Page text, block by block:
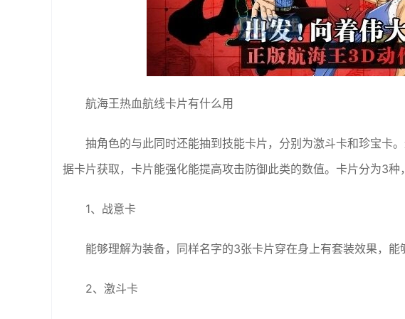
航海王热血航线卡片有什么用
抽角色的与此同时还能抽到技能卡片，分别为激斗卡和珍宝卡
据卡片获取，卡片能强化能提高攻击防御此类的数值。卡片分为3种
1、战意卡
能够理解为装备，同样名字的3张卡片穿在身上有套装效果，能
2、激斗卡